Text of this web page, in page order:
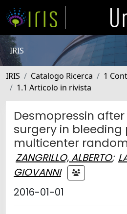
IRIS
IRIS Catalogo Ricerca
1
1.1 Articolo in rivista
Desmopressin
surgery in bleeding
multicenter
ZANGRILLO, ALBERTO;
GIOVANNI
2016-01-01